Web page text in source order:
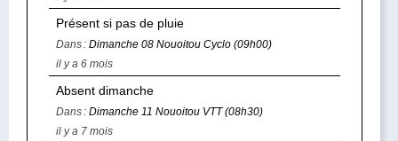
Présent si pas de pluie
Dans : Dimanche 08 Nouoitou Cyclo (09h00)
il y a 6 mois
Absent dimanche
Dans : Dimanche 11 Nouoitou VTT (08h30)
il y a 7 mois